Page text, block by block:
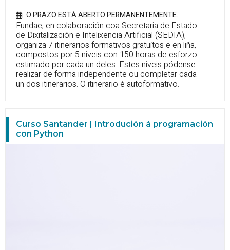
O PRAZO ESTÁ ABERTO PERMANENTEMENTE.
Fundae, en colaboración coa Secretaria de Estado
de Dixitalización e Intelixencia Artificial (SEDIA),
organiza 7 itinerarios formativos gratuítos e en liña,
compostos por 5 niveis con 150 horas de esforzo
estimado por cada un deles. Estes niveis pódense
realizar de forma independente ou completar cada
un dos itinerarios. O itinerario é autoformativo.
Curso Santander | Introdución á programación
con Python